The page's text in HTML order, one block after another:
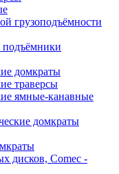
грузоподъёмности
домкраты
траверсы
ямные-канавные
домкраты
дисков, Comec -